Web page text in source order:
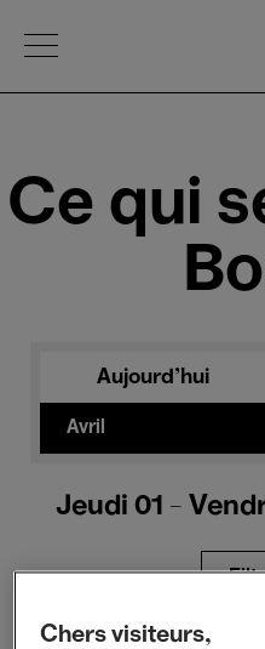
Open Menu
Ce qui
Aujourd'hui
Avril
Jeudi 01 -
Chers visiteurs,